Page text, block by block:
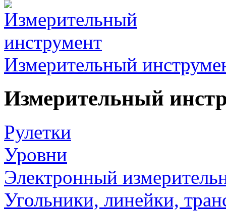
Измерительный
Измерительный
Рулетки
Уровни
Электронный
Угольники, линейки,